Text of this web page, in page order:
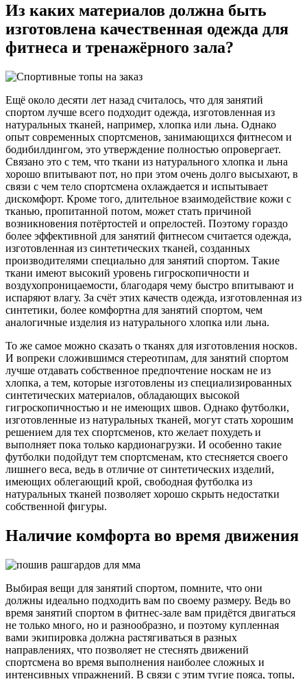
Из каких материалов должна быть
изготовлена качественная одежда для
фитнеса и тренажёрного зала?
Ещё около десяти лет назад считалось, что для занятий
спортом лучше всего подходит одежда, изготовленная из
натуральных тканей, например, хлопка или льна. Однако
опыт современных спортсменов, занимающихся фитнесом и
бодибилдингом, это утверждение полностью опровергает.
Связано это с тем, что ткани из натурального хлопка и льна
хорошо впитывают пот, но при этом очень долго высыхают, в
связи с чем тело спортсмена охлаждается и испытывает
дискомфорт. Кроме того, длительное взаимодействие кожи с
тканью, пропитанной потом, может стать причиной
возникновения потёртостей и опрелостей. Поэтому гораздо
более эффективной для занятий фитнесом считается одежда,
изготовленная из синтетических тканей, созданных
производителями специально для занятий спортом. Такие
ткани имеют высокий уровень гигроскопичности и
воздухопроницаемости, благодаря чему быстро впитывают и
испаряют влагу. За счёт этих качеств одежда, изготовленная из
синтетики, более комфортна для занятий спортом, чем
аналогичные изделия из натурального хлопка или льна.
То же самое можно сказать о тканях для изготовления носков.
И вопреки сложившимся стереотипам, для занятий спортом
лучше отдавать собственное предпочтение носкам не из
хлопка, а тем, которые изготовлены из специализированных
синтетических материалов, обладающих высокой
гигроскопичностью и не имеющих швов. Однако футболки,
изготовленные из натуральных тканей, могут стать хорошим
решением для тех спортсменов, кто желает похудеть и
выполняет пока только кардионагрузки. И особенно такие
футболки подойдут тем спортсменам, кто стесняется своего
лишнего веса, ведь в отличие от синтетических изделий,
имеющих облегающий крой, свободная футболка из
натуральных тканей позволяет хорошо скрыть недостатки
собственной фигуры.
Наличие комфорта во время движения
Выбирая вещи для занятий спортом, помните, что они
должны идеально подходить вам по своему размеру. Ведь во
время занятий спортом в фитнес-зале вам придётся двигаться
не только много, но и разнообразно, и поэтому купленная
вами экипировка должна растягиваться в разных
направлениях, что позволяет не стеснять движений
спортсмена во время выполнения наиболее сложных и
интенсивных упражнений. В связи с этим тугие пояса, топы,